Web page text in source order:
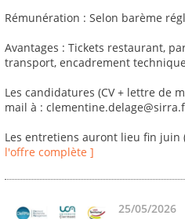
Rémunération : Selon barème
Avantages : Tickets restaurant,
transport, encadrement
Les candidatures (CV + lettre de
mail à :
Les entretiens auront lieu fin juin
l'offre complète ]
25/05/2026